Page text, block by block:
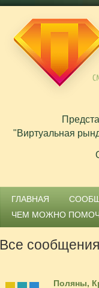
"Виртуальная
ГЛАВНАЯ
ЧЕМ МОЖНО
Все сообщения
Поляны,